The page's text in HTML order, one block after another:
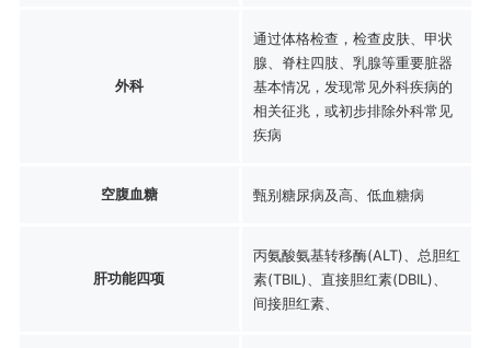
外科
通过体格检查，检查皮肤、甲状
腺、脊柱四肢、乳腺等重要脏器
基本情况，发现常见外科疾病的
相关征兆，或初步排除外科常见
疾病
空腹血糖 甄别糖尿病及高、低血糖病
肝功能四项
丙氨酸氨基转移酶(ALT)、总胆红
素(TBIL)、直接胆红素(DBIL)、
间接胆红素、